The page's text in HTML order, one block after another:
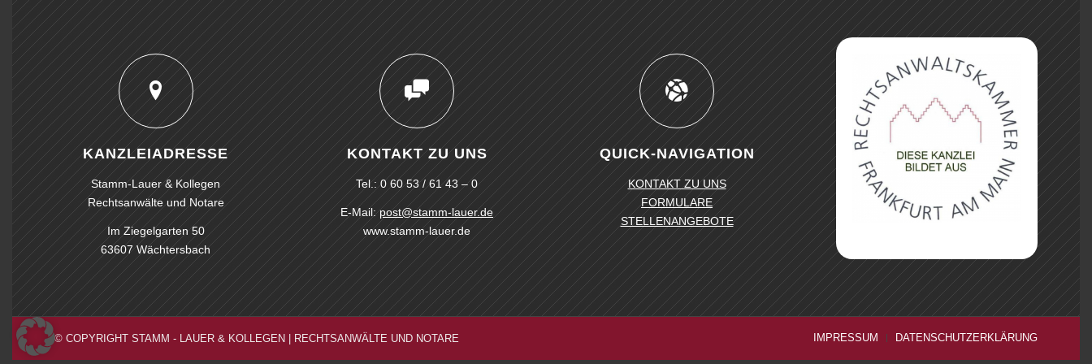
KANZLEIADRESSE
Stamm-Lauer & Kollegen
Rechtsanwälte und Notare
Im Ziegelgarten 50
63607 Wächtersbach
KONTAKT ZU UNS
Tel.: 0 60 53 / 61 43 – 0
E-Mail: post@stamm-lauer.de
www.stamm-lauer.de
QUICK-NAVIGATION
KONTAKT ZU UNS
FORMULARE
STELLENANGEBOTE
© COPYRIGHT STAMM - LAUER & KOLLEGEN | RECHTSANWÄLTE UND NOTARE IMPRESSUM DATENSCHUTZERKLÄRUNG